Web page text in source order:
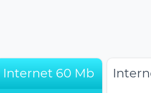
Internet 60 Mb